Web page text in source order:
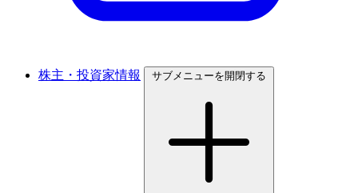
株主・投資家情報 サブメニューを開閉する